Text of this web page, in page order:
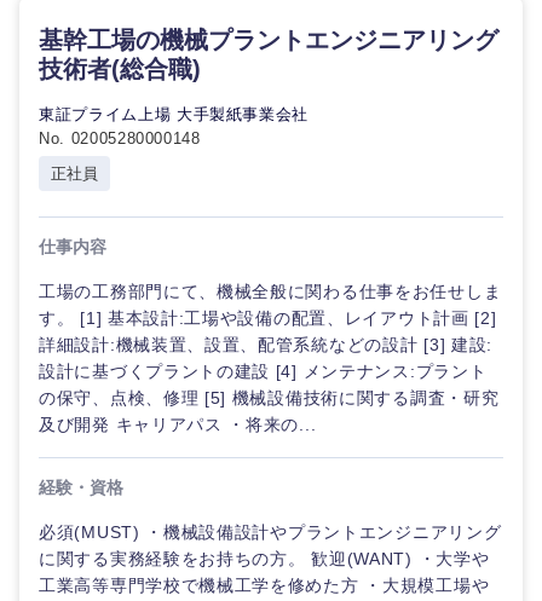
基幹工場の機械プラントエンジニアリング
技術者(総合職)
東証プライム上場 大手製紙事業会社
No. 02005280000148
正社員
仕事内容
工場の工務部門にて、機械全般に関わる仕事をお任せしま
す。 [1] 基本設計:工場や設備の配置、レイアウト計画 [2]
詳細設計:機械装置、設置、配管系統などの設計 [3] 建設:
設計に基づくプラントの建設 [4] メンテナンス:プラント
の保守、点検、修理 [5] 機械設備技術に関する調査・研究
及び開発 キャリアパス ・将来の...
経験・資格
必須(MUST) ・機械設備設計やプラントエンジニアリング
に関する実務経験をお持ちの方。 歓迎(WANT) ・大学や
工業高等専門学校で機械工学を修めた方 ・大規模工場や